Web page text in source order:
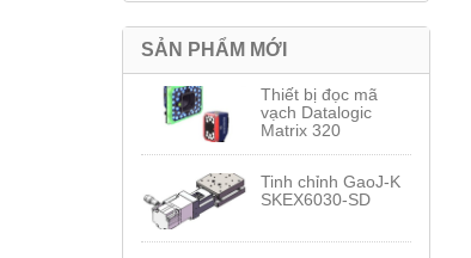
SẢN PHẨM MỚI
Thiết bị đọc mã
vạch Datalogic
Matrix 320
Tinh chỉnh GaoJ-K
SKEX6030-SD